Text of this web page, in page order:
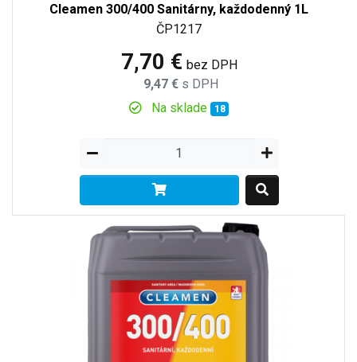
Cleamen 300/400 Sanitárny, každodenný 1L
ČP1217
7,70 € bez DPH
9,47 € s DPH
Na sklade
18